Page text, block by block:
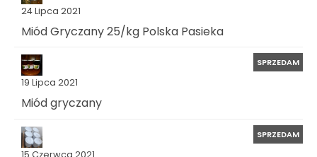
24 Lipca 2021
Miód Gryczany 25/kg Polska Pasieka
19 Lipca 2021
SPRZEDAM
Miód gryczany
15 Czerwca 2021
SPRZEDAM